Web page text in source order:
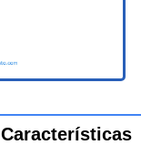
Características